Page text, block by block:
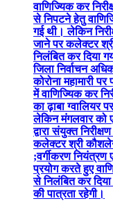
वाणिज्यिक कर
से निपटने हेतु
गई थी। लेकिन
जाने पर कलेक्टर
निलंबित कर दिया
जिला निर्वाचन
कोरोना महामारी
में वाणिज्यिक कर
का ढ़ाबा ग्वालियर
लेकिन मंगलवार को
द्वारा संयुक्त
कलेक्टर श्री
;वर्गीकरण नियंत्रण
प्रयोग करते हुए
से निलंबित कर दिया
की पात्रता रहेगी।